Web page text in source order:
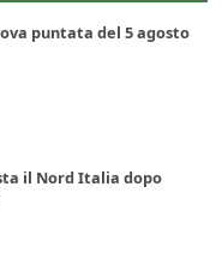
puntata del 5 agosto
il Nord Italia dopo